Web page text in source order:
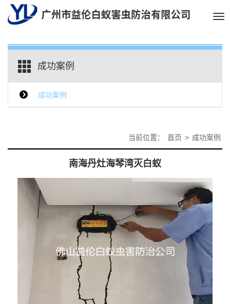
成功案例
成功案例
当前位置： 首页 > 成功案例
南海丹灶海琴湾灭白蚁